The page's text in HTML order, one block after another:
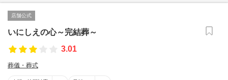
店舗公式
いにしえの心～完結葬～
3.01
葬儀・葬式